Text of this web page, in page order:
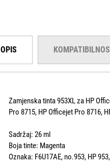
OPIS
Zamjenska tinta 953XL za HP
Pro 8715, HP Officejet Pro 8716,
Sadržaj: 26 ml
Boja tinte: Magenta
Oznaka: F6U17AE, no.953, HP